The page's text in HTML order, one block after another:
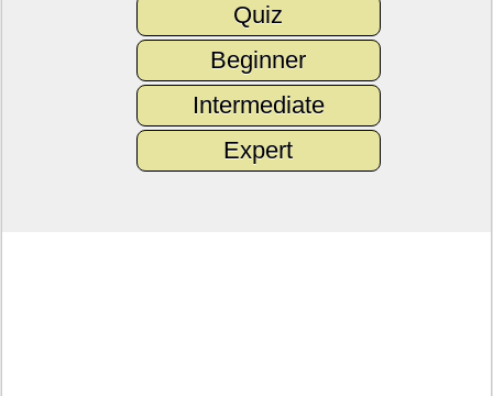
Quiz
Beginner
Intermediate
Expert